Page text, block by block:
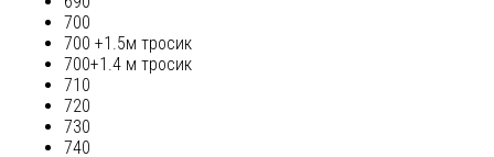
700
700 +1.5м тросик
700+1.4 м тросик
710
720
730
740